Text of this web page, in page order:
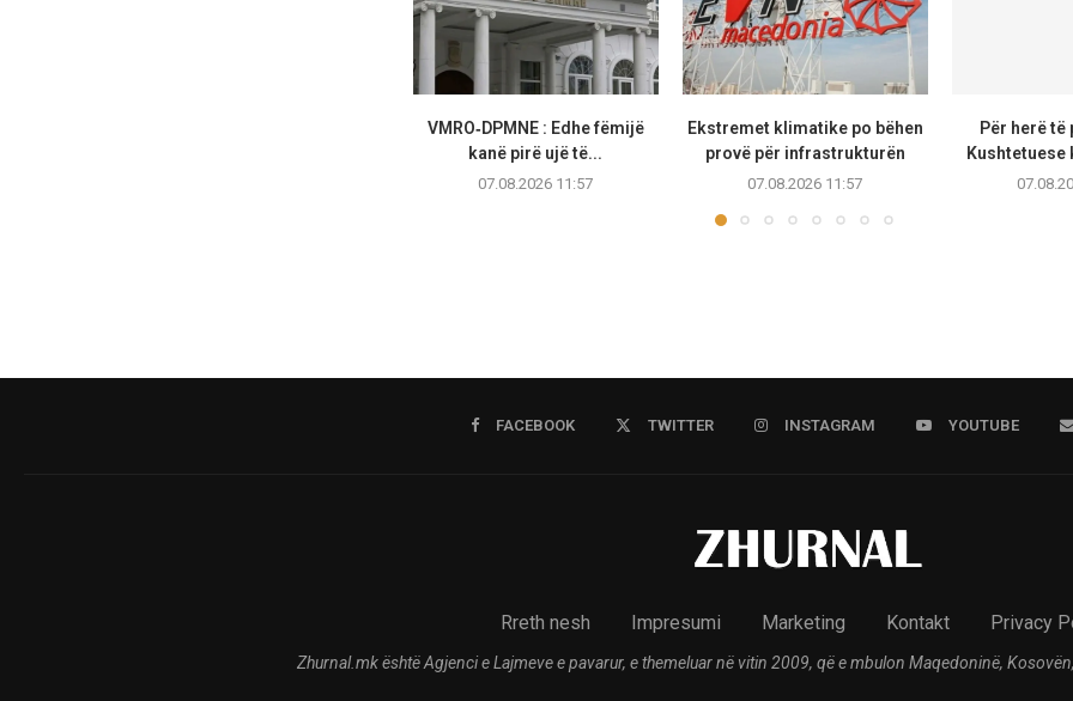
VMRO‑DPMNE : Edhe fëmijë
kanë pirë ujë të...
07.08.2026 11:57
Ekstremet klimatike po bëhen
provë për infrastrukturën
07.08.2026 11:57
Për herë të
Kushtetuese
FACEBOOK TWITTER INSTAGRAM YOUTUBE
Rreth nesh Impresumi Marketing Kontakt Privacy
Zhurnal.mk është Agjenci e Lajmeve e pavarur, e themeluar në vitin 2009, që e mbulon Maqedoninë,